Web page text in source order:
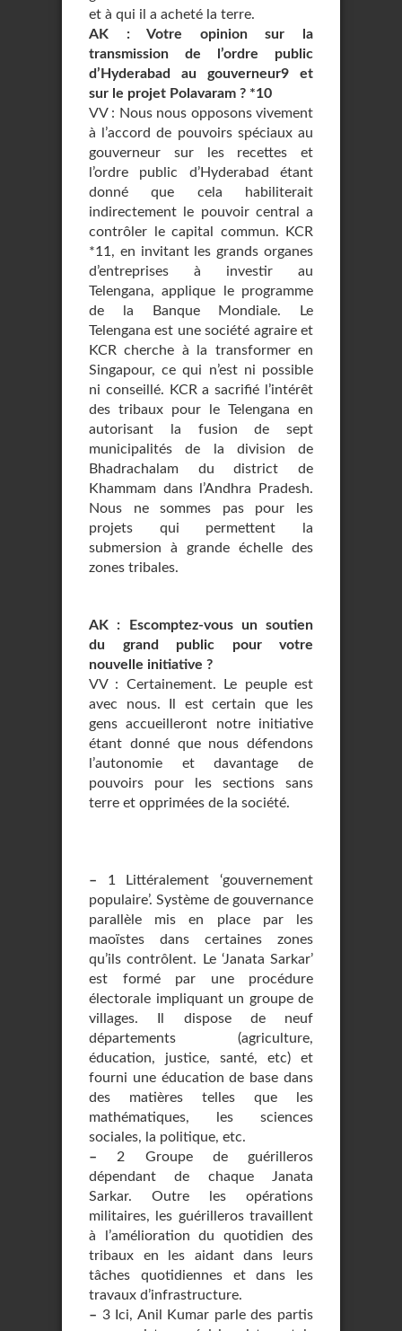
et à qui il a acheté la terre.
AK : Votre opinion sur la
transmission de l’ordre public
d’Hyderabad au gouverneur9 et
sur le projet Polavaram ? *10
VV : Nous nous opposons vivement
à l’accord de pouvoirs spéciaux au
gouverneur sur les recettes et
l’ordre public d’Hyderabad étant
donné que cela habiliterait
indirectement le pouvoir central a
contrôler le capital commun. KCR
*11, en invitant les grands organes
d’entreprises à investir au
Telengana, applique le programme
de la Banque Mondiale. Le
Telengana est une société agraire et
KCR cherche à la transformer en
Singapour, ce qui n’est ni possible
ni conseillé. KCR a sacrifié l’intérêt
des tribaux pour le Telengana en
autorisant la fusion de sept
municipalités de la division de
Bhadrachalam du district de
Khammam dans l’Andhra Pradesh.
Nous ne sommes pas pour les
projets qui permettent la
submersion à grande échelle des
zones tribales.
AK : Escomptez-vous un soutien
du grand public pour votre
nouvelle initiative ?
VV : Certainement. Le peuple est
avec nous. Il est certain que les
gens accueilleront notre initiative
étant donné que nous défendons
l’autonomie et davantage de
pouvoirs pour les sections sans
terre et opprimées de la société.
– 1 Littéralement ‘gouvernement
populaire’. Système de gouvernance
parallèle mis en place par les
maoïstes dans certaines zones
qu’ils contrôlent. Le ‘Janata Sarkar’
est formé par une procédure
électorale impliquant un groupe de
villages. Il dispose de neuf
départements (agriculture,
éducation, justice, santé, etc) et
fourni une éducation de base dans
des matières telles que les
mathématiques, les sciences
sociales, la politique, etc.
– 2 Groupe de guérilleros
dépendant de chaque Janata
Sarkar. Outre les opérations
militaires, les guérilleros travaillent
à l’amélioration du quotidien des
tribaux en les aidant dans leurs
tâches quotidiennes et dans les
travaux d’infrastructure.
– 3 Ici, Anil Kumar parle des partis